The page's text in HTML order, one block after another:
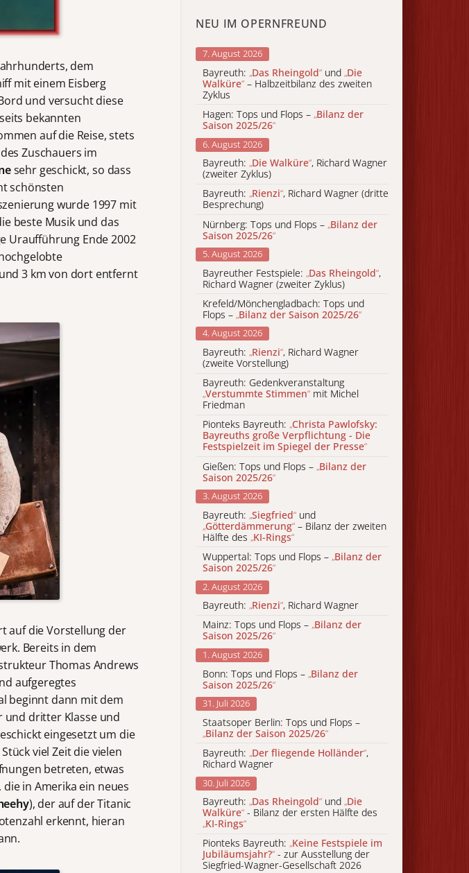
dem
mit einem Eisberg
und versucht diese
bekannten
auf die Reise, stets
Zuschauers im
sehr geschickt, so dass
schönsten
wurde 1997 mit
beste Musik und das
Uraufführung Ende 2002
3 km von dort entfernt
auf die Vorstellung der
Bereits in dem
Thomas Andrews
aufgeregtes
beginnt dann mit dem
und dritter Klasse und
eingesetzt um die
viel Zeit die vielen
betreten, etwas
in Amerika ein neues
), der auf der Titanic
erkennt, hieran
NEU IM OPERNFREUND
7. August 2026
Bayreuth: „Das Rheingold“ und „Die
Walküre“ – Halbzeitbilanz des zweiten
Zyklus
Hagen: Tops und Flops – „Bilanz der
Saison 2025/26“
6. August 2026
Bayreuth: „Die Walküre“, Richard Wagner
(zweiter Zyklus)
Bayreuth: „Rienzi“, Richard Wagner (dritte
Besprechung)
Nürnberg: Tops und Flops – „Bilanz der
Saison 2025/26“
5. August 2026
Bayreuther Festspiele: „Das Rheingold“,
Richard Wagner (zweiter Zyklus)
Krefeld/Mönchengladbach: Tops und
Flops – „Bilanz der Saison 2025/26“
4. August 2026
Bayreuth: „Rienzi“, Richard Wagner
(zweite Vorstellung)
Bayreuth: Gedenkveranstaltung
„Verstummte Stimmen“ mit Michel
Friedman
Pionteks Bayreuth: „Christa Pawlofsky:
Bayreuths große Verpflichtung - Die
Festspielzeit im Spiegel der Presse“
Gießen: Tops und Flops – „Bilanz der
Saison 2025/26“
3. August 2026
Bayreuth: „Siegfried“ und
„Götterdämmerung“ – Bilanz der zweiten
Hälfte des „KI-Rings“
Wuppertal: Tops und Flops – „Bilanz der
Saison 2025/26“
2. August 2026
Bayreuth: „Rienzi“, Richard Wagner
Mainz: Tops und Flops – „Bilanz der
Saison 2025/26“
1. August 2026
Bonn: Tops und Flops – „Bilanz der
Saison 2025/26“
31. Juli 2026
Staatsoper Berlin: Tops und Flops –
„Bilanz der Saison 2025/26“
Bayreuth: „Der fliegende Holländer“,
Richard Wagner
30. Juli 2026
Bayreuth: „Das Rheingold“ und „Die
Walküre“ - Bilanz der ersten Hälfte des
„KI-Rings“
Pionteks Bayreuth: „Keine Festspiele im
Jubiläumsjahr?“ - zur Ausstellung der
Siegfried-Wagner-Gesellschaft 2026